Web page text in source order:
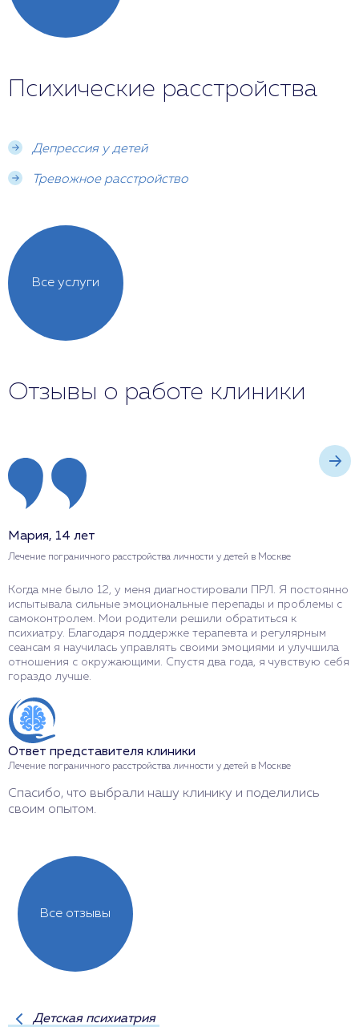
Психические расстройства
Депрессия у детей
Тревожное расстройство
Все услуги
Отзывы о работе клиники
Мария, 14 лет
Лечение пограничного расстройства личности у детей в Москве
Когда мне было 12, у меня диагностировали ПРЛ. Я постоянно
испытывала сильные эмоциональные перепады и проблемы с
самоконтролем. Мои родители решили обратиться к
психиатру. Благодаря поддержке терапевта и регулярным
сеансам я научилась управлять своими эмоциями и улучшила
отношения с окружающими. Спустя два года, я чувствую себя
гораздо лучше.
Ответ представителя клиники
Лечение пограничного расстройства личности у детей в Москве
Спасибо, что выбрали нашу клинику и поделились
своим опытом.
Все отзывы
Детская психиатрия